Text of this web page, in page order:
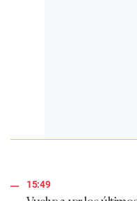
15:49